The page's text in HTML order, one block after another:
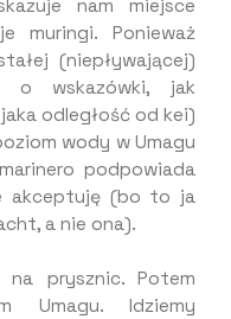
nam miejsce
muringi. Ponieważ
(niepływającej)
o wskazówki, jak
odległość od kei)
wody w Umagu
podpowiada
akceptuję (bo to ja
a nie ona).
prysznic. Potem
Umagu. Idziemy